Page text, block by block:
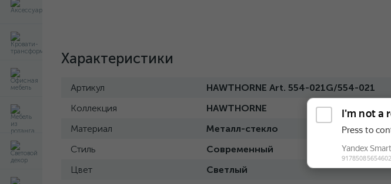
Характеристики
Артикул
HAWTHORNE Art. 554-021G/554-021
Коллекция
HAWTHORNE
Материал
Металл-стекло
Стиль
Современный
Цвет
Светлый